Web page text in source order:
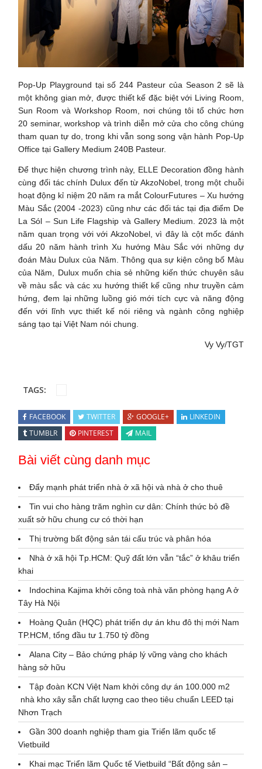
Pop-Up Playground tại số 244 Pasteur của Season 2 sẽ là
một không gian mở, được thiết kế đặc biệt với Living Room,
Sun Room và Workshop Room, nơi chúng tôi tổ chức hơn
20 seminar, workshop và trình diễn mở cửa cho công chúng
tham quan tự do, trong khi vẫn song song vận hành Pop-Up
Office tại Gallery Medium 240B Pasteur.
Để thực hiện chương trình này, ELLE Decoration đồng hành
cùng đối tác chính Dulux đến từ AkzoNobel, trong một chuỗi
hoạt động kỉ niệm 20 năm ra mắt ColourFutures – Xu hướng
Màu Sắc (2004 -2023) cũng như các đối tác tại địa điểm De
La Sól – Sun Life Flagship và Gallery Medium. 2023 là một
năm quan trọng với với AkzoNobel, vì đây là cột mốc đánh
dấu 20 năm hành trình Xu hướng Màu Sắc với những dự
đoán Màu Dulux của Năm. Thông qua sự kiện công bố Màu
của Năm, Dulux muốn chia sẻ những kiến thức chuyên sâu
về màu sắc và các xu hướng thiết kế cũng như truyền cảm
hứng, đem lại những luồng gió mới tích cực và năng động
đến với lĩnh vực thiết kế nói riêng và ngành công nghiệp
sáng tạo tại Việt Nam nói chung.
Vy Vy/TGT
TAGS:
FACEBOOK TWITTER GOOGLE+
LINKEDIN
TUMBLR
PINTEREST MAIL
Bài viết cùng danh mục
Đẩy mạnh phát triển nhà ở xã hội và nhà ở cho thuê
Tin vui cho hàng trăm nghìn cư dân: Chính thức bỏ đề
xuất sở hữu chung cư có thời hạn
Thị trường bất động sản tái cấu trúc và phân hóa
Nhà ở xã hội Tp.HCM: Quỹ đất lớn vẫn “tắc” ở khâu triển
khai
Indochina Kajima khởi công toà nhà văn phòng hạng A ở
Tây Hà Nội
Hoàng Quân (HQC) phát triển dự án khu đô thị mới Nam
TP.HCM, tổng đầu tư 1.750 tỷ đồng
Alana City – Bảo chứng pháp lý vững vàng cho khách
hàng sở hữu
Tập đoàn KCN Việt Nam khởi công dự án 100.000 m2
nhà kho xây sẵn chất lượng cao theo tiêu chuẩn LEED tại
Nhơn Trạch
Gần 300 doanh nghiệp tham gia Triển lãm quốc tế
Vietbuild
Khai mạc Triển lãm Quốc tế Vietbuild “Bất động sản –